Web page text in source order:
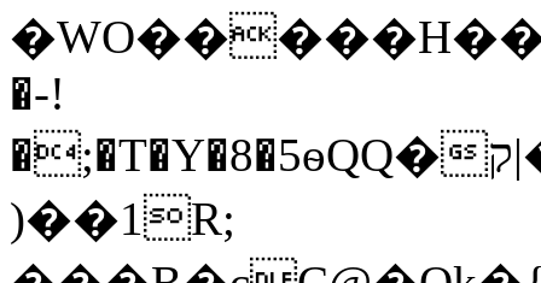
�­-!
�;�T�Y�8�5ѳԚQ�ק|����D� cM��c�=����
)��1R;